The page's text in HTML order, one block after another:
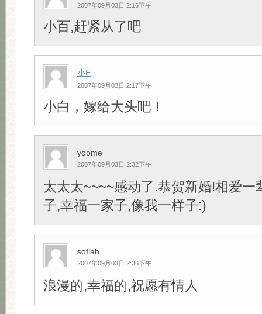
2007年09月03日 2:16下午
小百,赶紧从了吧
小E
2007年09月03日 2:17下午
小白，嫁给大头吧！
yoome
2007年09月03日 2:32下午
太太太~~~~感动了.恭贺新婚!相爱一
子,幸福一家子,像我一样子:)
sofiah
2007年09月03日 2:36下午
浪漫的,幸福的,祝愿有情人